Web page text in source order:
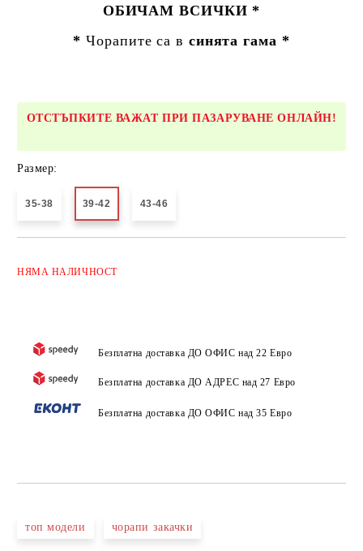
ОБИЧАМ ВСИЧКИ *
*Чорапите са в синята гама *
ОТСТЪПКИТЕ ВАЖАТ ПРИ ПАЗАРУВАНЕ ОНЛАЙН!
Размер:
35-38 39-42 43-46
НЯМА НАЛИЧНОСТ
Безплатна доставка ДО ОФИС над 22 Евро
Безплатна доставка ДО АДРЕС над 27 Евро
Безплатна доставка ДО ОФИС над 35 Евро
топ модели чорапи закачки